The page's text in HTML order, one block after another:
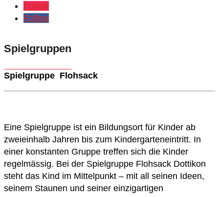
Follow
Follow
Spielgruppen
Spielgruppe Flohsack
Eine Spielgruppe ist ein Bildungsort für Kinder ab
zweieinhalb Jahren bis zum Kindergarteneintritt. In
einer konstanten Gruppe treffen sich die Kinder
regelmässig. Bei der Spielgruppe Flohsack Dottikon
steht das Kind im Mittelpunkt – mit all seinen Ideen,
seinem Staunen und seiner einzigartigen